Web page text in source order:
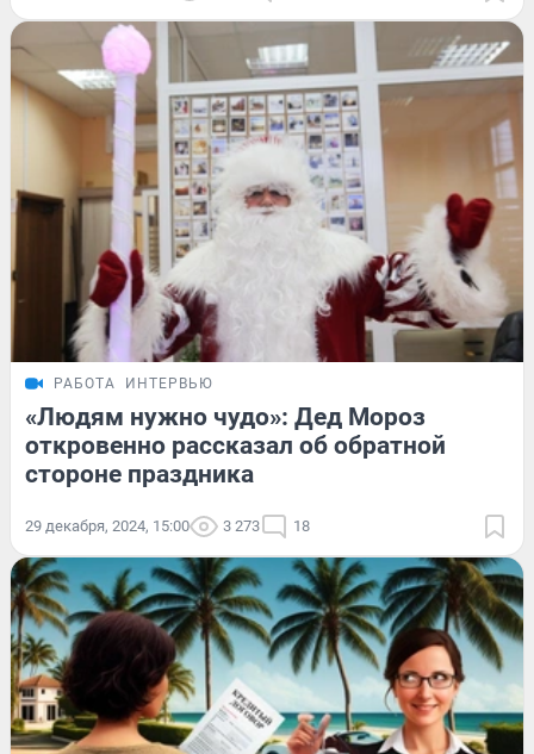
РАБОТА ИНТЕРВЬЮ
«Людям нужно чудо»: Дед Мороз
откровенно рассказал об обратной
стороне праздника
29 декабря, 2024, 15:00 3 273 18